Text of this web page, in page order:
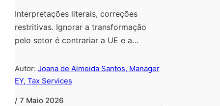
Interpretações literais, correções
restritivas. Ignorar a transformação
pelo setor é contrariar a UE e a…
Autor: Joana de Almeida Santos, Manager
EY, Tax Services
/ 7 Maio 2026